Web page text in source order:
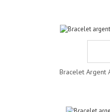
Bracelet Argent